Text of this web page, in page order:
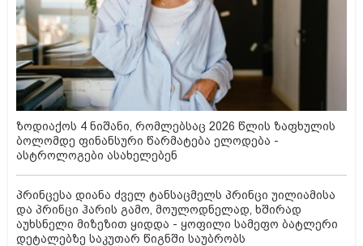
ზოდიაქოს 4 ნიშანი, რომლებსაც 2026 წლის ზაფხულის
ბოლომდე ფინანსური წარმატება ელოდება -
ასტროლოგები ასახელებენ
პრინცესა დიანა ძველ ტანსაცმელს პრინცი უილიამისა
და პრინცი ჰარის გამო, მოულოდნელად, ხშირად
აუხსნელი მიზეზით ყიდდა - ყოფილი სამეფო ბატლერი
დეტალებზე საკუთარ წიგნში საუბრობს